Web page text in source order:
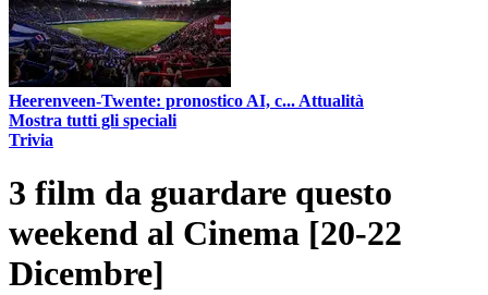
Heerenveen-Twente: pronostico AI, c... Attualità
Mostra tutti gli speciali
Trivia
3 film da guardare questo
weekend al Cinema [20-22
Dicembre]